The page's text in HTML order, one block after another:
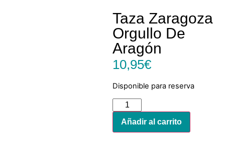
Taza Zaragoza
Orgullo De
Aragón
10,95€
Disponible para reserva
Añadir al carrito